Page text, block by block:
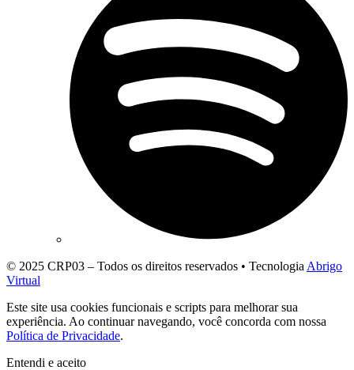
© 2025 CRP03 – Todos os direitos reservados • Tecnologia Abrigo
Virtual
Este site usa cookies funcionais e scripts para melhorar sua
experiência. Ao continuar navegando, você concorda com nossa
Política de Privacidade.
Entendi e aceito